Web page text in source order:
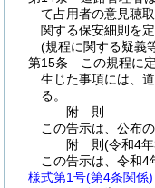
て占用者の意見聴
関する保安細則を
(規程に関する疑義
第15条
この規程に
生じた事項には、
る。
附 則
この告示は、公布
附 則(令和4
この告示は、令和4
様式第1号(第4条関係)